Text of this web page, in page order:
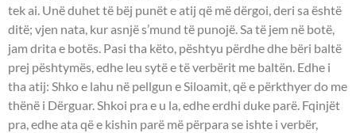
tek ai. Unë duhet të bëj punët e atij që më dërgoi, deri sa është
ditë; vjen nata, kur asnjë s’mund të punojë. Sa të jem në botë,
jam drita e botës. Pasi tha këto, pështyu përdhe dhe bëri baltë
prej pështymës, edhe leu sytë e të verbërit me baltën. Edhe i
tha atij: Shko e lahu në pellgun e Siloamit, që e përkthyer do me
thënë i Dërguar. Shkoi pra e u la, edhe erdhi duke parë. Fqinjët
pra, edhe ata që e kishin parë më përpara se ishte i verbër,